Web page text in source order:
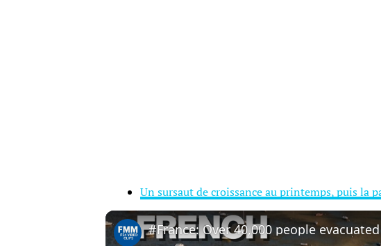
Un sursaut de croissance au printemps, puis la